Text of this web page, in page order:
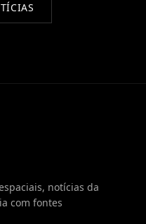
notícias da
com fontes